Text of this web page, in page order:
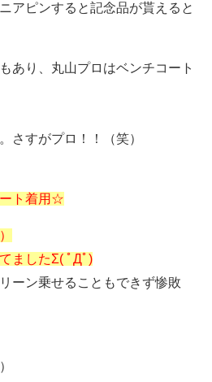
アピンすると記念品が貰えると
あり、丸山プロはベンチコート
さすがプロ！！（笑）
ト着用☆
ましたΣ( ﾟДﾟ)
ーン乗せることもできず惨敗